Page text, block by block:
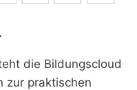
die Bildungscloud
zur praktischen